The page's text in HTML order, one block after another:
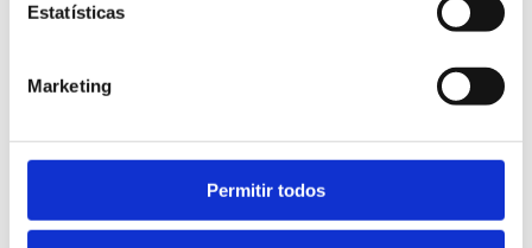
Estatísticas
Marketing
Permitir todos
» Industrial Installation and Maintenance
» Circular Economy